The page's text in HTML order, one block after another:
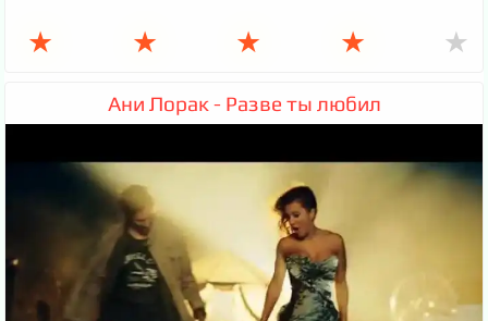
★ ★ ★ ★ ★
Ани Лорак - Разве ты любил